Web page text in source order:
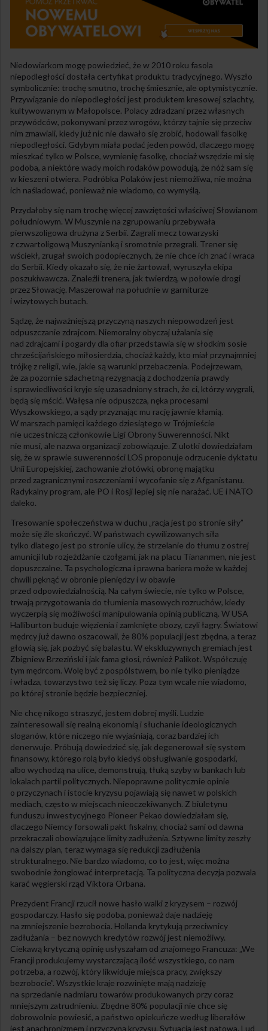
Niedowiarkom mogę powiedzieć, że w 2010 roku fasola
niepodległości dostała certyfikat produktu tradycyjnego. Wyszło
symbolicznie: trochę smutno, trochę śmiesznie, ale optymistycznie.
Przywiązanie do niepodległości jest produktem kresowej szlachty,
kultywowanym w Małopolsce. Polacy zdradzani przez własnych
przywódców, pokonywani przez wrogów, którzy tajnie się przeciw
nim zmawiali, kiedy już nic nie dawało się zrobić, hodowali fasolkę
niepodległości. Gdybym miała podać jeden powód, dlaczego mogę
mieszkać tylko w Polsce, wymienię fasolkę, chociaż wszędzie mi się
podoba, a niektóre wady moich rodaków powodują, że nóż sam się
w kieszeni otwiera. Podróbka Polaków jest niemożliwa, nie można
ich naśladować, ponieważ nie wiadomo, co wymyślą.
Przydałoby się nam trochę więcej zawziętości właściwej Słowianom
południowym. W Muszynie na zgrupowaniu przebywała
pierwszoligowa drużyna z Serbii. Zagrali mecz towarzyski
z czwartoligową Muszynianką i sromotnie przegrali. Trener się
wściekł, zrugał swoich podopiecznych, że nie chce ich znać i wraca
do Serbii. Kiedy okazało się, że nie żartował, wyruszyła ekipa
poszukiwawcza. Znaleźli trenera, jak twierdzą, w połowie drogi
przez Słowację. Maszerował na południe w garniturze
i wizytowych butach.
Sądzę, że najważniejszą przyczyną naszych niepowodzeń jest
odpuszczanie zdrajcom. Niemoralny obyczaj użalania się
nad zdrajcami i pogardy dla ofiar przedstawia się w słodkim sosie
chrześcijańskiego miłosierdzia, chociaż każdy, kto miał przynajmniej
trójkę z religii, wie, jakie są warunki przebaczenia. Podejrzewam,
że za pozornie szlachetną rezygnacją z dochodzenia prawdy
i sprawiedliwości kryje się uzasadniony strach, że ci, którzy wygrali,
będą się mścić. Wałęsa nie odpuszcza, nęka procesami
Wyszkowskiego, a sądy przyznając mu rację jawnie kłamią.
W marszach pamięci każdego dziesiątego w Trójmieście
nie uczestniczą członkowie Ligi Obrony Suwerenności. Nikt
nie musi, ale nazwa organizacji zobowiązuje. Z ulotki dowiedziałam
się, że w sprawie suwerenności LOS proponuje odrzucenie dyktatu
Unii Europejskiej, zachowanie złotówki, obronę majątku
przed zagranicznymi roszczeniami i wycofanie się z Afganistanu.
Radykalny program, ale PO i Rosji lepiej się nie narażać. UE i NATO
daleko.
Tresowanie społeczeństwa w duchu „racja jest po stronie siły”
może się źle skończyć. W państwach cywilizowanych siła
tylko dlatego jest po stronie ulicy, że strzelanie do tłumu z ostrej
amunicji lub rozjeżdżanie czołgami, jak na placu Tiananmen, nie jest
dopuszczalne. Ta psychologiczna i prawna bariera może w każdej
chwili pęknąć w obronie pieniędzy i w obawie
przed odpowiedzialnością. Na całym świecie, nie tylko w Polsce,
trwają przygotowania do tłumienia masowych rozruchów, kiedy
wyczerpią się możliwości manipulowania opinią publiczną. W USA
Halliburton buduje więzienia i zamknięte obozy, czyli łagry. Światowi
mędrcy już dawno oszacowali, że 80% populacji jest zbędna, a teraz
głowią się, jak pozbyć się balastu. W ekskluzywnych gremiach jest
Zbigniew Brzeziński i jak fama głosi, również Palikot. Współczuję
tym mędrcom. Wolę być z pospólstwem, bo nie tylko pieniądze
i władza, towarzystwo też się liczy. Poza tym wcale nie wiadomo,
po której stronie będzie bezpieczniej.
Nie chcę nikogo straszyć, jestem dobrej myśli. Ludzie
zainteresowali się realną ekonomią i słuchanie ideologicznych
sloganów, które niczego nie wyjaśniają, coraz bardziej ich
denerwuje. Próbują dowiedzieć się, jak degenerował się system
finansowy, którego rolą było kiedyś obsługiwanie gospodarki,
albo wychodzą na ulice, demonstrują, tłuką szyby w bankach lub
lokalach partii politycznych. Niepoprawne politycznie opinie
o przyczynach i istocie kryzysu pojawiają się nawet w polskich
mediach, często w miejscach nieoczekiwanych. Z biuletynu
funduszu inwestycyjnego Pioneer Pekao dowiedziałam się,
dlaczego Niemcy forsowali pakt fiskalny, chociaż sami od dawna
przekraczali obowiązujące limity zadłużenia. Sztywne limity zeszły
na dalszy plan, teraz wymaga się redukcji zadłużenia
strukturalnego. Nie bardzo wiadomo, co to jest, więc można
swobodnie żonglować interpretacją. Ta polityczna decyzja pozwala
karać węgierski rząd Viktora Orbana.
Prezydent Francji rzucił nowe hasło walki z kryzysem – rozwój
gospodarczy. Hasło się podoba, ponieważ daje nadzieję
na zmniejszenie bezrobocia. Hollanda krytykują przeciwnicy
zadłużania – bez nowych kredytów rozwój jest niemożliwy.
Ciekawą krytyczną opinię usłyszałam od znajomego Francuza: „We
Francji produkujemy wystarczającą ilość wszystkiego, co nam
potrzeba, a rozwój, który likwiduje miejsca pracy, zwiększy
bezrobocie”. Wszystkie kraje rozwinięte mają nadzieję
na sprzedanie nadmiaru towarów produkowanych przy coraz
mniejszym zatrudnieniu. Zbędne 80% populacji nie chce się
dobrowolnie powiesić, a państwo opiekuńcze według liberałów
jest anachronizmem i przyczyną kryzysu. Sytuacja jest patowa. Lud